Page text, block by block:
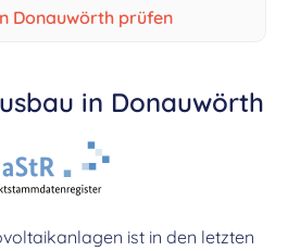
Donauwörth prüfen
in Donauwörth
ist in den letzten